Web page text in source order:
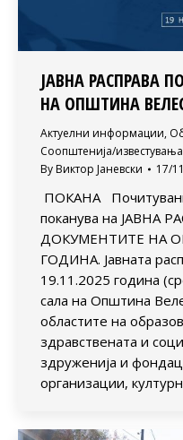
JАВНA РАСПРАВA
НА ОПШТИНА
Актуелни информации,
Соопштенија/известувања
By Виктор Јаневски 17/
ПОКАНА
поканува на JАВНA
ДОКУМЕНТИТЕ НА
ГОДИНА. Јавната
19.11.2025 година
сала на Општина
областите на
здравствената и
здруженија и
организации,